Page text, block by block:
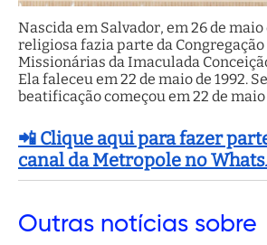
Nascida em Salvador, em 26 de maio
religiosa fazia parte da
Missionárias da Imaculada
Ela faleceu em 22 de maio de 1992.
beatificação começou em 22 de maio
📲 Clique aqui para fazer
canal da Metropole no
Outras notícias sobre